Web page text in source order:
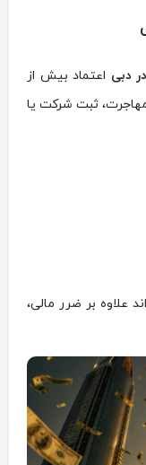
دبی اعتماد بیش از
ثبت شرکت یا
علاوه بر ضرر مالی،